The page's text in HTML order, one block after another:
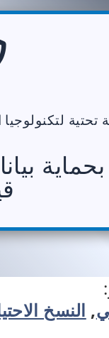
تحتية
, النسخ